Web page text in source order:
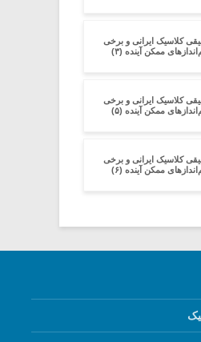
کلاسیک ایرانی و برخی
ممکنِ آینده (۳)
کلاسیک ایرانی و برخی
ممکنِ آینده (۵)
کلاسیک ایرانی و برخی
ممکنِ آینده (۶)